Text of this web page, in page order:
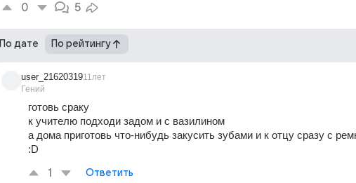
0 5
По дате По рейтингу
user_21620319
Гений
11лет
готовь сраку
к учителю подходи задом и с вазилином
а дома приготовь что-нибудь закусить зубами и к отцу сразу с
:D
1 Ответить